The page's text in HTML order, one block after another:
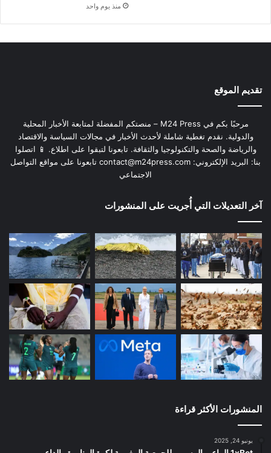
منذ يوم واحد
تقديم الموقع
مرحبًا بكم في M24 Press – منصتكم المفضلة لمتابعة الأخبار المحلية
والدولية. نقدم تغطية شاملة لأحدث الأخبار في مجالات السياسة والاقتصاد
والرياضة والصحة والتكنولوجيا والثقافة. تابعونا لتبقوا على اطلاع. 📱 اتصلوا
بنا: البريد الإلكتروني: contact@m24press.com تابعونا على مواقع التواصل
الاجتماعي
آخر التعديلات التي أُجريت على المنشورات
المنشورات الأكثر قراءة
يونيو 24, 2025